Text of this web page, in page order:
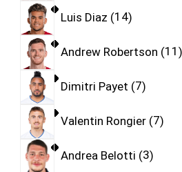
Luis Diaz 14
Andrew Robertson 11
Dimitri Payet 7
Valentin Rongier 7
Andrea Belotti 3